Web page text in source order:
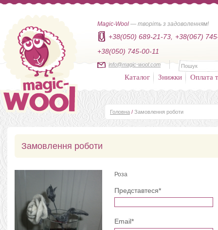
Magic-Wool — творіть з задоволенням!
+38(050) 689-21-73,
+38(067)
+38(050) 745-00-11
info@magic-wool.com
Каталог Знижки Оплата
Головна / Замовлення роботи
Замовлення роботи
Роза
Представтеся*
Email*